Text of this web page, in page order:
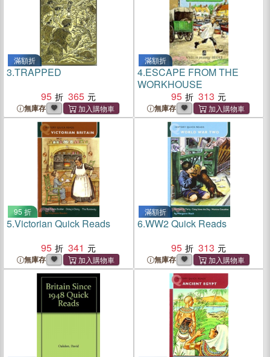
滿額折
3.TRAPPED
95
365
無庫存
滿額折
4.ESCAPE FROM THE
WORKHOUSE
95
313
無庫存
95 折
5.Victorian Quick Reads
95
341
無庫存
滿額折
6.WW2 Quick Reads
95
313
無庫存